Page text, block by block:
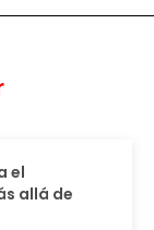
el
allá de